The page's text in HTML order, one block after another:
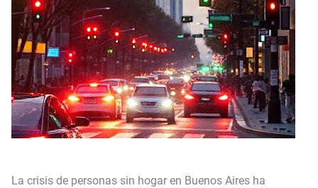
La crisis de personas sin hogar en Buenos Aires ha